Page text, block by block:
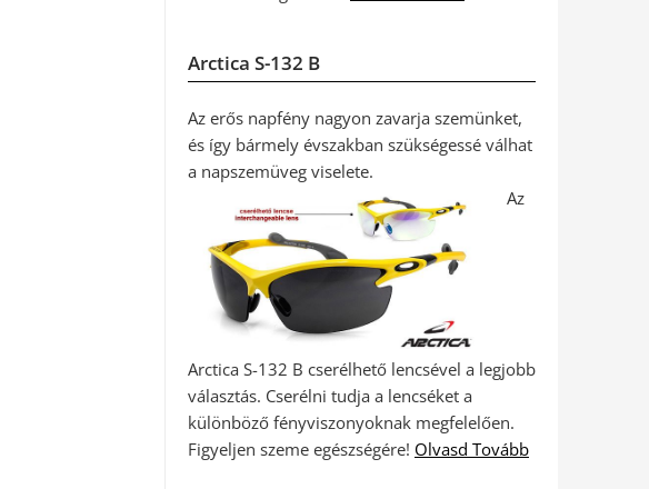
Arctica S-132 B
Az erős napfény nagyon zavarja szemünket,
és így bármely évszakban szükségessé válhat
a napszemüveg viselete.
Az
Arctica S-132 B cserélhető lencsével a legjobb
választás. Cserélni tudja a lencséket a
különböző fényviszonyoknak megfelelően.
Figyeljen szeme egészségére! Olvasd Tovább